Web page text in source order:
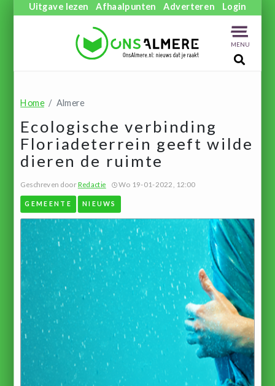
Uitgave lezen Afhaalpunten Adverteren Login
MENU
Home Almere
Ecologische verbinding
Floriadeterrein geeft wilde
dieren de ruimte
Geschreven doorRedactie Wo 19-01-2022, 12:00
GEMEENTE NIEUWS